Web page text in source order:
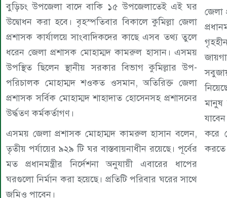
বুড়িচং উপজেলা বাদে বাকি ১৫ উপজেলাতেই এই ঘর
উদ্বোধন করা হবে। বৃহস্পতিবার বিকালে কুমিল্লা জেলা
প্রশাসক কার্যালয়ে সাংবাদিকদের কাছে এসব তথ্য তুলে
ধরেন জেলা প্রশাসক মোহাম্মদ কামরুল হাসান। এসময়
উপস্থিত ছিলেন স্থানীয় সরকার বিভাগ কুমিল্লার উপ-
পরিচালক মোহাম্মদ শওকত ওসমান, অতিরিক্ত জেলা
প্রশাসক সর্বিক মোহাম্মদ শাহাদাত হোসেনসহ প্রশাসনের
উর্দ্ধতণ কর্মকর্তাগণ।
এসময় জেলা প্রশাসক মোহাম্মদ কামরুল হাসান বলেন,
তৃতীয় পর্যায়ের ৯২৯ টি ঘর বাস্তবায়নাধীন রয়েছে। পূর্বের
মত প্রধানমন্ত্রীর নির্দেশনা অনুযায়ী এবারের ধাপের
ঘরগুলো নির্মান করা হয়েছে। প্রতিটি পরিবার ঘরের সাথে
জমিও পাবেন।
জেলা
মানুষ
করে
করতে